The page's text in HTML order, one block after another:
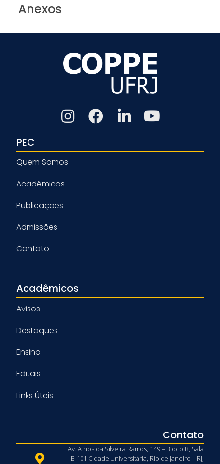
Anexos
PEC
Quem Somos
Acadêmicos
Publicações
Admissões
Contato
Acadêmicos
Avisos
Destaques
Ensino
Editais
Links Úteis
Contato
Av. Athos da Silveira Ramos, 149 – Bloco B, Sala
B-101 Cidade Universitária, Rio de Janeiro – RJ,